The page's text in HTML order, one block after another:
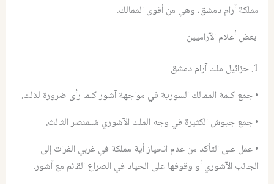
مملكة آرام دمشق، وهي من أقوى الممالك.
بعض أعلام الآراميين
1. حزائيل ملك آرام دمشق
• جمع كلمة الممالك السورية في مواجهة آشور كلما رأى ضرورة لذلك.
• جمع جيوش الكثيرة في وجه الملك الآشوري شلمنصر الثالث.
• عمل على التأكد من عدم انحياز أية مملكة في غربي الفرات إلى
الجانب الآشوري أو وقوفها على الحياد في الصراع القائم مع آشور.